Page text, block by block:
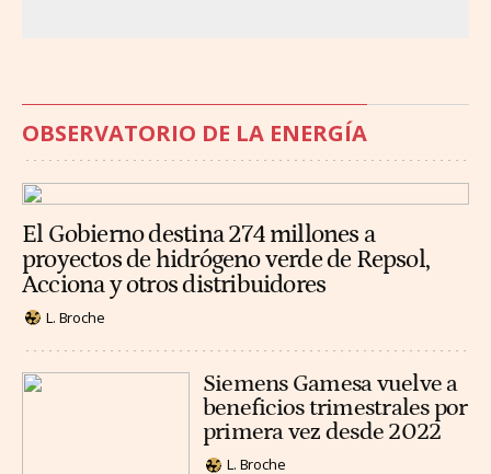
OBSERVATORIO DE LA ENERGÍA
El Gobierno destina 274 millones a
proyectos de hidrógeno verde de Repsol,
Acciona y otros distribuidores
L. Broche
Siemens Gamesa vuelve a
beneficios trimestrales por
primera vez desde 2022
L. Broche